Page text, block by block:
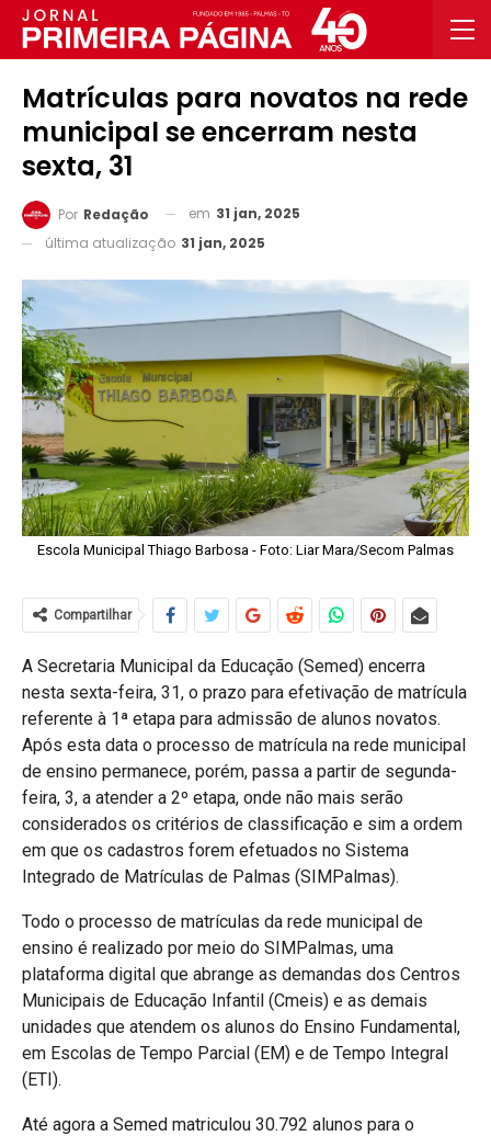
Matrículas para novatos na rede
municipal se encerram nesta
sexta, 31
Por Redação em 31 jan, 2025
última atualização 31 jan, 2025
Escola Municipal Thiago Barbosa - Foto: Liar Mara/Secom Palmas
Compartilhar
A Secretaria Municipal da Educação (Semed) encerra
nesta sexta-feira, 31, o prazo para efetivação de matrícula
referente à 1ª etapa para admissão de alunos novatos.
Após esta data o processo de matrícula na rede municipal
de ensino permanece, porém, passa a partir de segunda-
feira, 3, a atender a 2º etapa, onde não mais serão
considerados os critérios de classificação e sim a ordem
em que os cadastros forem efetuados no Sistema
Integrado de Matrículas de Palmas (SIMPalmas).
Todo o processo de matrículas da rede municipal de
ensino é realizado por meio do SIMPalmas, uma
plataforma digital que abrange as demandas dos Centros
Municipais de Educação Infantil (Cmeis) e as demais
unidades que atendem os alunos do Ensino Fundamental,
em Escolas de Tempo Parcial (EM) e de Tempo Integral
(ETI).
Até agora a Semed matriculou 30.792 alunos para o